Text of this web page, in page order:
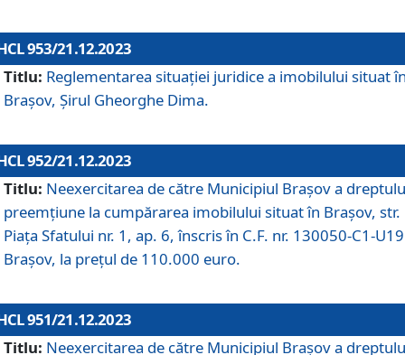
953/21.12.2023
Titlu: Reglementarea situației juridice a imobilului situat
Brașov, Șirul Gheorghe Dima.
952/21.12.2023
Titlu: Neexercitarea de către Municipiul Brașov a
preemțiune la cumpărarea imobilului situat în Brașov, str.
Piața Sfatului nr. 1, ap. 6, înscris în C.F. nr. 130050-C1-U19
Brașov, la prețul de 110.000 euro.
951/21.12.2023
Titlu: Neexercitarea de către Municipiul Brașov a